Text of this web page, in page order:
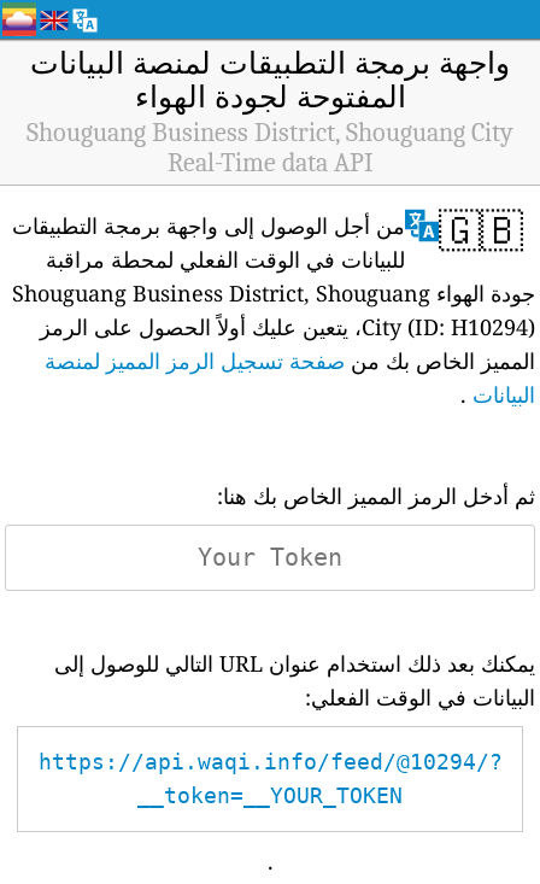
واجهة برمجة التطبيقات لمنصة البيانات
المفتوحة لجودة الهواء
Shouguang Business District, Shouguang City
Real-Time data API
🇬🇧
من أجل الوصول إلى واجهة برمجة التطبيقات
للبيانات في الوقت الفعلي لمحطة مراقبة
جودة الهواء Shouguang Business District, Shouguang
City (ID: H10294)، يتعين عليك أولاً الحصول على الرمز
المميز الخاص بك من صفحة تسجيل الرمز المميز لمنصة
البيانات .
ثم أدخل الرمز المميز الخاص بك هنا:
يمكنك بعد ذلك استخدام عنوان URL التالي للوصول إلى
البيانات في الوقت الفعلي:
https://api.waqi.info/feed/@10294/?
token=__YOUR_TOKEN__
.